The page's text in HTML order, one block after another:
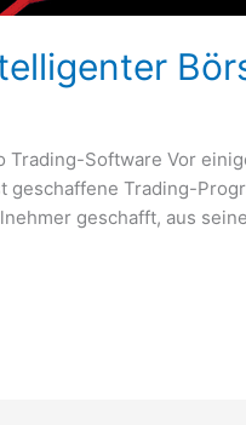
Trading-Software Vor
geschaffene Trading-
geschafft, aus